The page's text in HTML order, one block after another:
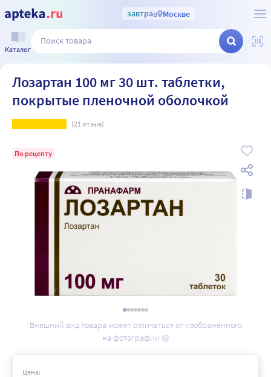
завтрав Москве
Каталог
Лозартан 100 мг 30 шт. таблетки,
покрытые пленочной оболочкой
(21отзыв)
По рецепту
Внешний вид товара может отличаться от изображённого
на фотографии
Цена: